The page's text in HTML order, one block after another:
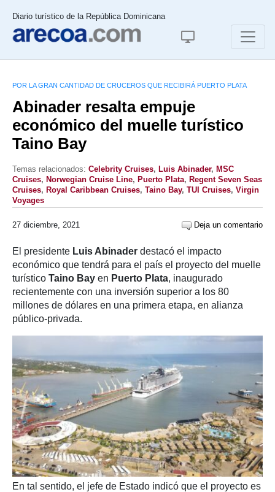
Diario turístico de la República Dominicana
POR LA GRAN CANTIDAD DE CRUCEROS QUE RECIBIRÁ PUERTO PLATA
Abinader resalta empuje
económico del muelle turístico
Taino Bay
Temas relacionados: Celebrity Cruises, Luis Abinader, MSC
Cruises, Norwegian Cruise Line, Puerto Plata, Regent Seven Seas
Cruises, Royal Caribbean Cruises, Taino Bay, TUI Cruises, Virgin
Voyages
27 diciembre, 2021 Deja un comentario
El presidente Luis Abinader destacó el impacto
económico que tendrá para el país el proyecto del muelle
turístico Taino Bay en Puerto Plata, inaugurado
recientemente con una inversión superior a los 80
millones de dólares en una primera etapa, en alianza
público-privada.
En tal sentido, el jefe de Estado indicó que el proyecto es